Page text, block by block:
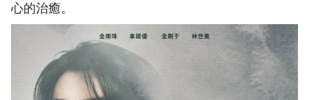
心的治癒。